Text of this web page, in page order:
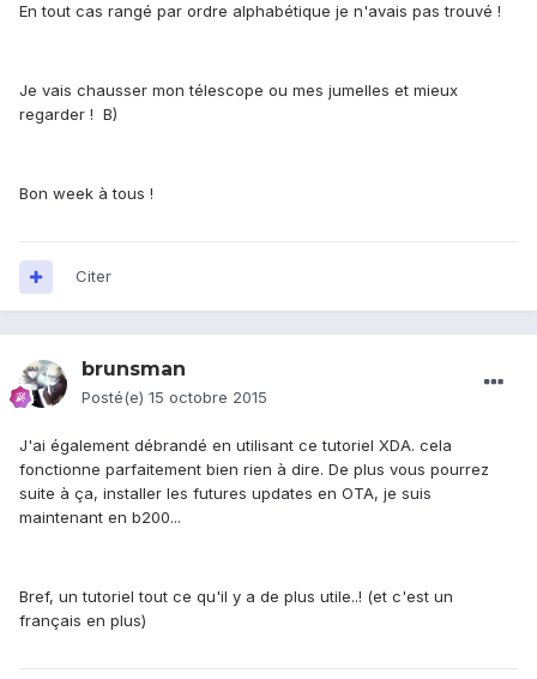
En tout cas rangé par ordre alphabétique je n'avais pas trouvé !
Je vais chausser mon télescope ou mes jumelles et mieux
regarder ! B)
Bon week à tous !
Citer
brunsman
Posté(e) 15 octobre 2015
J'ai également débrandé en utilisant ce tutoriel XDA. cela
fonctionne parfaitement bien rien à dire. De plus vous pourrez
suite à ça, installer les futures updates en OTA, je suis
maintenant en b200...
Bref, un tutoriel tout ce qu'il y a de plus utile..! (et c'est un
français en plus)